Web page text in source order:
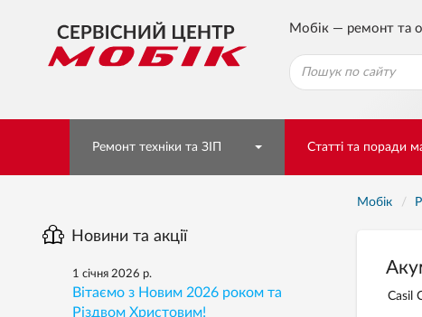
Мобік — ремонт та
Ремонт техніки та ЗІП Статті та поради
Мобік
Casil
Новини та акції
1 січня 2026 р.
Вітаємо з Новим 2026 роком та
Різдвом Христовим!